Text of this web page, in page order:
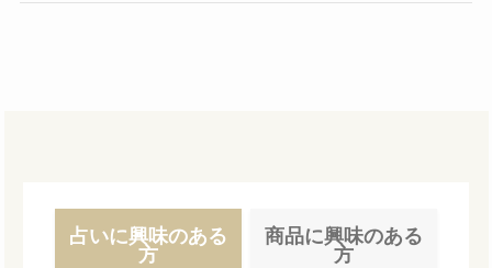
占いに興味のある
方
商品に興味のある
方